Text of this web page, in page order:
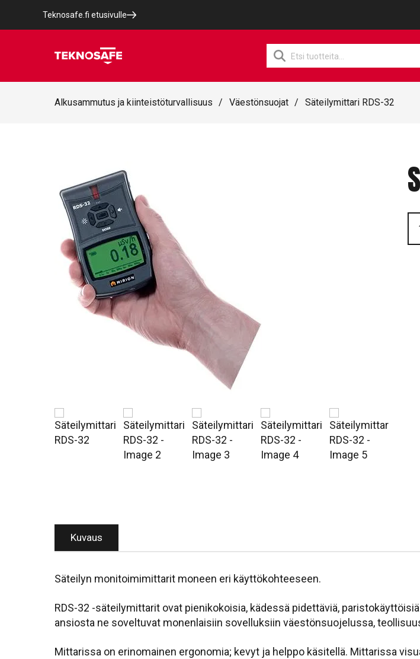
Teknosafe.fi etusivulle
Products
search
Alkusammutus ja kiinteistöturvallisuus / Väestönsuojat / Säteilymittari RDS-32
Kuvaus
Säteilyn monitoimimittarit moneen eri käyttökohteeseen.
RDS-32 -säteilymittarit ovat pienikokoisia, kädessä pidettäviä,
ansiosta ne soveltuvat monenlaisiin sovelluksiin väestönsuojelussa,
Mittarissa on erinomainen ergonomia; kevyt ja helppo käsitellä. Mittarissa